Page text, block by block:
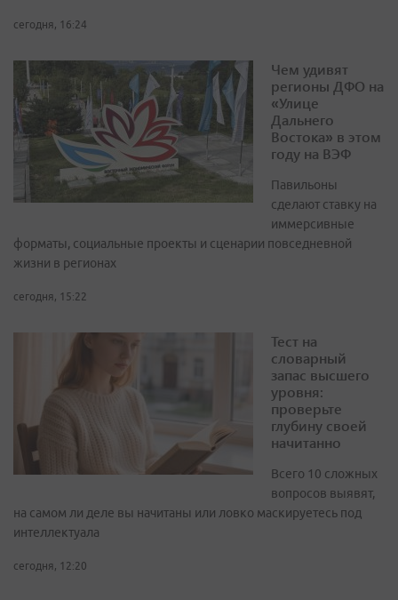
сегодня, 16:24
Чем удивят
регионы ДФО на
«Улице
Дальнего
Востока» в этом
году на ВЭФ
Павильоны
сделают ставку на
иммерсивные
форматы, социальные проекты и сценарии повседневной
жизни в регионах
сегодня, 15:22
Тест на
словарный
запас высшего
уровня:
проверьте
глубину своей
начитанно
Всего 10 сложных
вопросов выявят,
на самом ли деле вы начитаны или ловко маскируетесь под
интеллектуала
сегодня, 12:20